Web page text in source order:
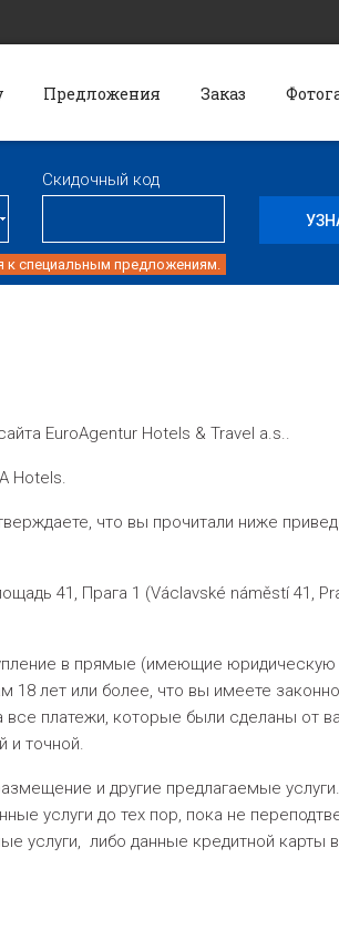
Предложения Заказ
Скидочный код
к специальным предложениям.
EuroAgentur Hotels & Travel a.s..
Hotels.
что вы прочитали ниже
41, Прага 1 (Václavské náměstí 41,
в прямые (имеющие юридическую
18 лет или более, что вы имеете
все платежи, которые были сделаны от
и точной.
и другие предлагаемые
услуги до тех пор, пока не
услуги, либо данные кредитной карты в